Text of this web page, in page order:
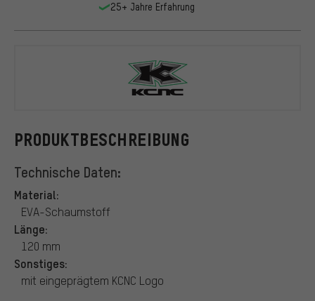
PRODUKTBESCHREIBUNG
Technische Daten:
Material:
EVA-Schaumstoff
Länge:
120 mm
Sonstiges:
mit eingeprägtem KCNC Logo
25+ Jahre Erfahrung